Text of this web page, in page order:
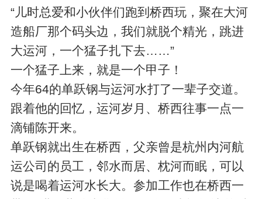
“儿时总爱和小伙伴们跑到桥西玩，聚在大河
造船厂那个码头边，我们就脱个精光，跳进
大运河，一个猛子扎下去……”
一个猛子上来，就是一个甲子！
今年64的单跃钢与运河水打了一辈子交道。
跟着他的回忆，运河岁月、桥西往事一点一
滴铺陈开来。
单跃钢就出生在桥西，父亲曾是杭州内河航
运公司的员工，邻水而居、枕河而眠，可以
说是喝着运河水长大。参加工作也在桥西一